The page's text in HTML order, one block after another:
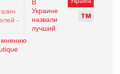
ТМ
В
Украине
назвали
лучший
мнению